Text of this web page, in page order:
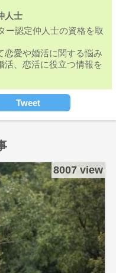
人士
ー認定仲人士の資格を取
恋愛や婚活に関する悩み
活、恋活に役立つ情報を
Tweet
8007 view